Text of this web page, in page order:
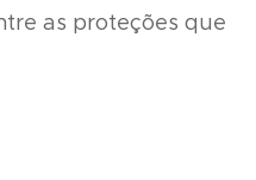
as proteções que